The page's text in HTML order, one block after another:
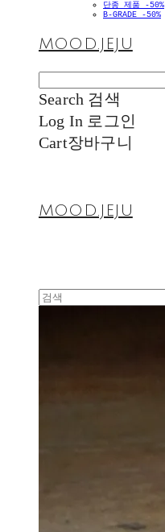
단종 제품 -50%
B-GRADE -50%
MOOD.JEJU
Search 검색
Log In 로그인
Cart장바구니
MOOD.JEJU